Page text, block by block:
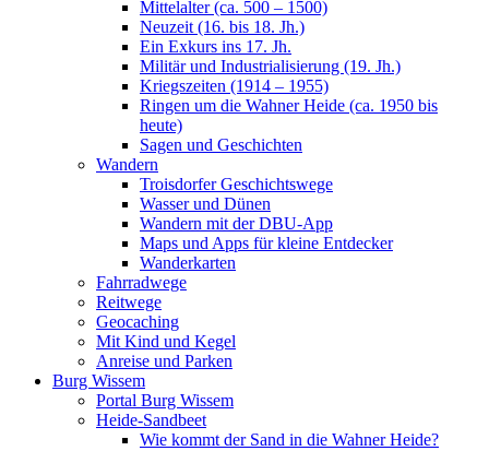
Mittelalter (ca. 500 – 1500)
Neuzeit (16. bis 18. Jh.)
Ein Exkurs ins 17. Jh.
Militär und Industrialisierung (19. Jh.)
Kriegszeiten (1914 – 1955)
Ringen um die Wahner Heide (ca. 1950 bis
heute)
Sagen und Geschichten
Wandern
Troisdorfer Geschichtswege
Wasser und Dünen
Wandern mit der DBU-App
Maps und Apps für kleine Entdecker
Wanderkarten
Fahrradwege
Reitwege
Geocaching
Mit Kind und Kegel
Anreise und Parken
Burg Wissem
Portal Burg Wissem
Heide-Sandbeet
Wie kommt der Sand in die Wahner Heide?